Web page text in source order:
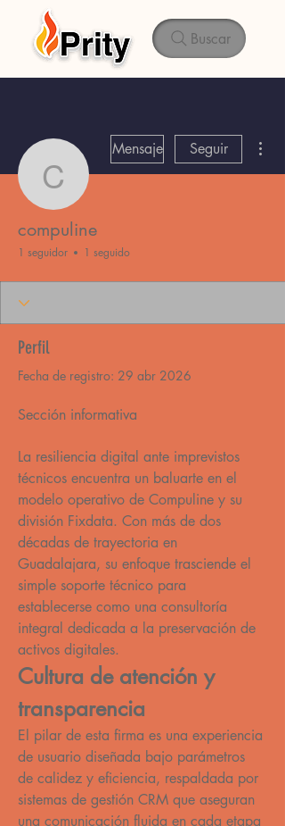
Buscar
compuline
Mensaje Seguir
compuline
1 seguidor 1 seguido
Perfil
Fecha de registro: 29 abr 2026
Sección informativa
La resiliencia digital ante imprevistos
técnicos encuentra un baluarte en el
modelo operativo de Compuline y su
división Fixdata. Con más de dos
décadas de trayectoria en
Guadalajara, su enfoque trasciende el
simple soporte técnico para
establecerse como una consultoría
integral dedicada a la preservación de
activos digitales.
Cultura de atención y
transparencia
El pilar de esta firma es una experiencia
de usuario diseñada bajo parámetros
de calidez y eficiencia, respaldada por
sistemas de gestión CRM que aseguran
una comunicación fluida en cada etapa